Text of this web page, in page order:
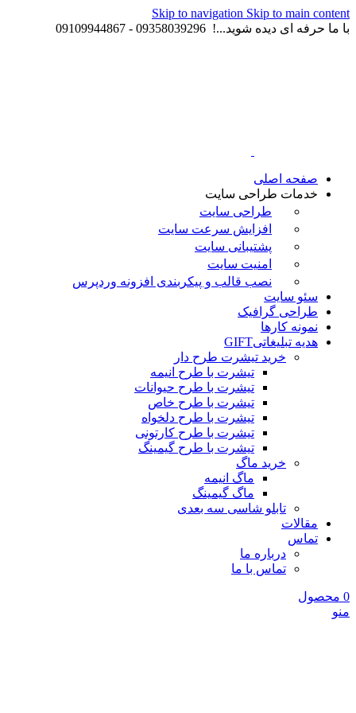
Skip to navigation Skip to main content
با ما حرفه ای دیده شوید...! 09358039296 - 09109944867
صفحه اصلی
خدمات طراحی سایت
طراحی سایت
افزایش سرعت سایت
پشتیبانی سایت
امنیت سایت
نصب قالب و پیکربندی افزونه وردپرس
سئو سایت
طراحی گرافیک
نمونه کارها
هدیه تبلیغاتیGIFT
خرید تیشرت طرح دار
تیشرت با طرح انیمه
تیشرت با طرح حیوانات
تیشرت با طرح خاص
تیشرت با طرح دلخواه
تیشرت با طرح کارتونی
تیشرت با طرح گیمینگ
خرید ماگ
ماگ انیمه
ماگ گیمینگ
تابلو شاسی سه بعدی
مقالات
تماس
درباره ما
تماس با ما
0 محصول
منو